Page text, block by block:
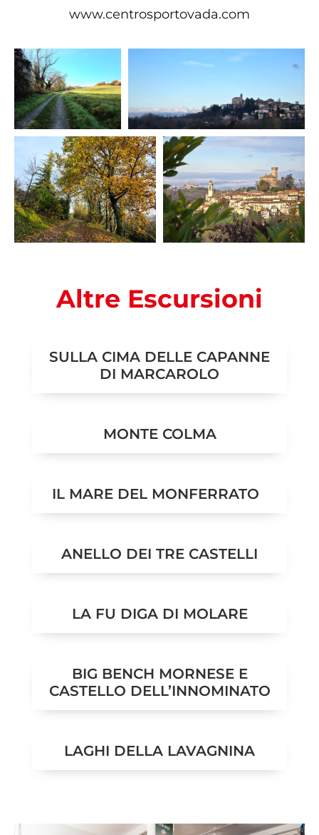
www.centrosportovada.com
Altre Escursioni
SULLA CIMA DELLE CAPANNE
DI MARCAROLO
MONTE COLMA
IL MARE DEL MONFERRATO
ANELLO DEI TRE CASTELLI
LA FU DIGA DI MOLARE
BIG BENCH MORNESE E
CASTELLO DELL’INNOMINATO
LAGHI DELLA LAVAGNINA